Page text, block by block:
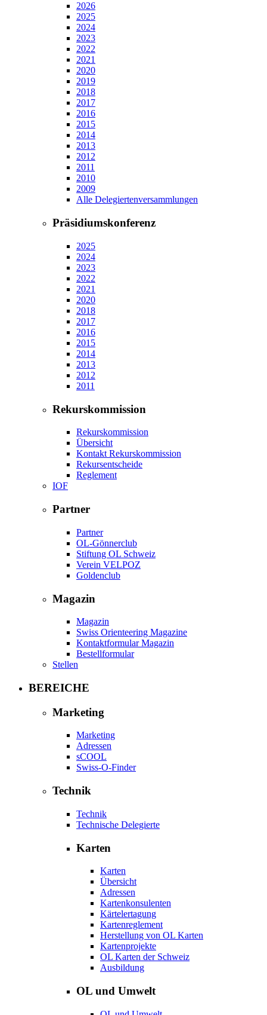
2026
2025
2024
2023
2022
2021
2020
2019
2018
2017
2016
2015
2014
2013
2012
2011
2010
2009
Alle Delegiertenversammlungen
Präsidiumskonferenz
2025
2024
2023
2022
2021
2020
2018
2017
2016
2015
2014
2013
2012
2011
Rekurskommission
Rekurskommission
Übersicht
Kontakt Rekurskommission
Rekursentscheide
Reglement
IOF
Partner
Partner
OL-Gönnerclub
Stiftung OL Schweiz
Verein VELPOZ
Goldenclub
Magazin
Magazin
Swiss Orienteering Magazine
Kontaktformular Magazin
Bestellformular
Stellen
BEREICHE
Marketing
Marketing
Adressen
sCOOL
Swiss-O-Finder
Technik
Technik
Technische Delegierte
Karten
Karten
Übersicht
Adressen
Kartenkonsulenten
Kärtelertagung
Kartenreglement
Herstellung von OL Karten
Kartenprojekte
OL Karten der Schweiz
Ausbildung
OL und Umwelt